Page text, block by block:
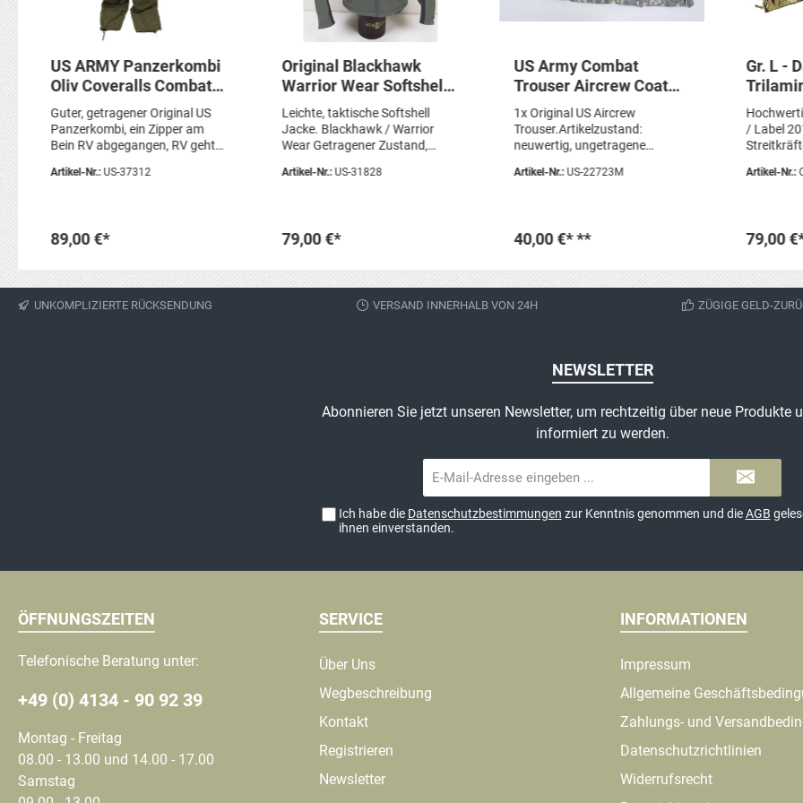
US ARMY Panzerkombi
Oliv Coveralls Combat
Vehicle Aramid Gr.
Large
Guter, getragener Original US
Panzerkombi, ein Zipper am
Bein RV abgegangen, RV geht
Short Artikelzustand:
Artikel-Nr.: US-37312
89,00 €*
In den Warenkorb
Original Blackhawk
Warrior Wear Softshell
Jacke OPS Jacket
foliage Gr. Medium
Leichte, taktische Softshell
Jacke. Blackhawk / Warrior
Wear Getragener Zustand,
(Knötchen) Artikelzustand:
Artikel-Nr.: US-31828
79,00 €*
In den Warenkorb
US Army Combat
Trouser Aircrew Coat
Digital ACU Hose
Aramid
1x Original US Aircrew
Trouser.Artikelzustand:
neuwertig, ungetragene
Material:95% Meta-Aramid5%
Artikel-Nr.: US-22723M
40,00 €***
Gr. L -
Hose
/ Label
Zustand,
Artikel-Nr.:
79,00
In
UNKOMPLIZIERTE RÜCKSENDUNG VERSAND INNERHALB VON 24H ZÜGIGE GELD-
NEWSLETTER
Abonnieren Sie jetzt unseren Newsletter, um rechtzeitig über neue Produkte
informiert zu werden.
Mail-
Adresse*
Ich habe die Datenschutzbestimmungen zur Kenntnis genommen und dieAGB
ihnen einverstanden.
ÖFFNUNGSZEITEN
Telefonische Beratung unter:
+49 (0) 4134 - 90 92 39
Montag - Freitag
08.00 - 13.00 und 14.00 - 17.00
Samstag
SERVICE
Über Uns
Wegbeschreibung
Kontakt
Registrieren
Newsletter
INFORMATIONEN
Impressum
Allgemeine
Zahlungs- und
Datenschutzrichtlinien
Widerrufsrecht